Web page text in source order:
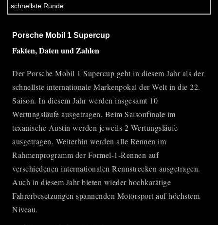
Porsche Mobil 1 Supercup
Fakten, Daten und Zahlen
DerPorsche Mobil 1 Supercup geht in diesem Jahr als der
schnellste internationale Markenpokal der Welt in die 22.
Saison. In diesem Jahr werden insgesamt 10
Wertungsläufe ausgetragen. Beim Saisonfinale im
texanische Austin werden jeweils 2 Wertungsläufe
ausgetragen. Weiterhin werden alle Rennen im
Rahmenprogramm der Formel-1-Rennen auf
verschiedenen internationalen Rennstrecken ausgetragen.
Auch in diesem Jahr bieten wieder hochkarätige
Fahrerbesetzungen spannenden Motorsport auf höchstem
Niveau.